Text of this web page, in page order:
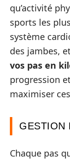
qu’activité
sports les
système
des jambes,
vos pas en
progression
maximiser
GESTION
Chaque pas